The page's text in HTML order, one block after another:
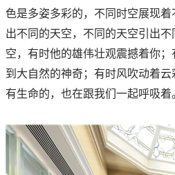
色是多姿多彩的，不同时空展现
出不同的天空，不同的天空引出
空，有时他的雄伟壮观震撼着你
到大自然的神奇；有时风吹动着
有生命的，也在跟我们一起呼吸着